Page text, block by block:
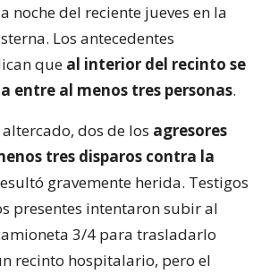
noche del reciente jueves en la
Los antecedentes
que al interior del recinto se
entre al menos tres personas.
dos de los agresores
tres disparos contra la
gravemente herida. Testigos
presentes intentaron subir al
3/4 para trasladarlo
recinto hospitalario, pero el